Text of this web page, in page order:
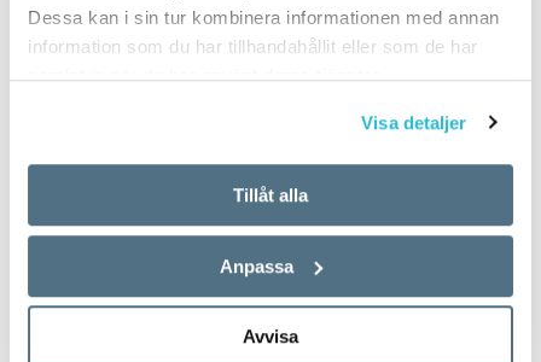
Dessa kan i sin tur kombinera informationen med annan
information som du har tillhandahållit eller som de har
samlat in när du har använt deras tjänster.
Visa detaljer
Tillåt alla
Anpassa
Avvisa